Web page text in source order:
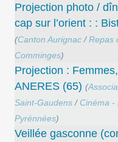
Projection photo /
cap sur l’orient : :
(Canton Aurignac /Repas
Comminges)
Projection :
ANERES (65) (
Saint-Gaudens / Cinéma -
Pyrénnées)
Veillée gasconne